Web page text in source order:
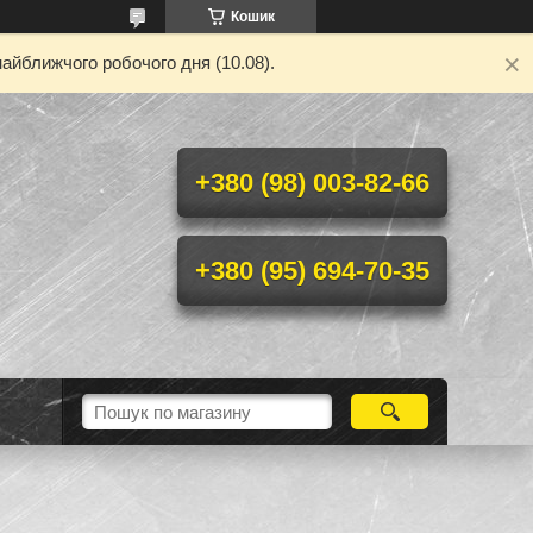
Кошик
робочого дня (10.08).
+380 (98) 003-82-66
+380 (95) 694-70-35